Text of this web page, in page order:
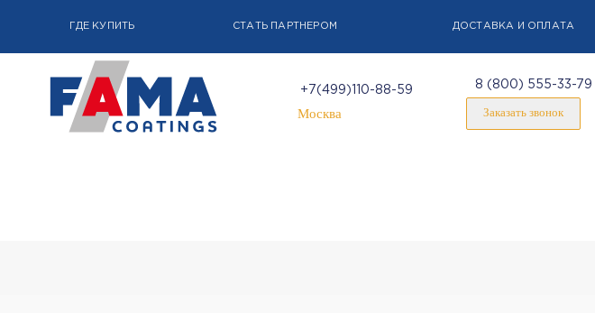
ГДЕ КУПИТЬ СТАТЬ ПАРТНЕРОМ ДОСТАВКА И ОПЛАТА
+7(499)110-88-59
Москва
8 (800) 555-33-79
Заказать звонок